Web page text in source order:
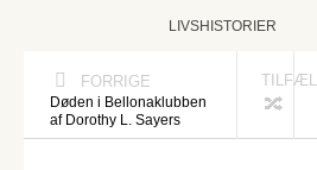
LIVSHISTORIER
FORRIGE
Døden i Bellonaklubben
af Dorothy L. Sayers